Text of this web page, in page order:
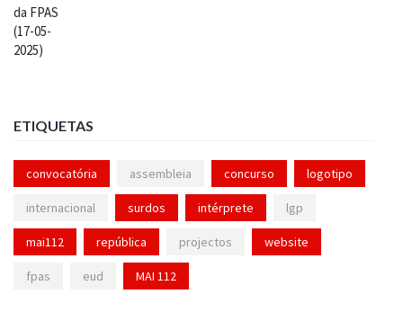
ETIQUETAS
convocatória assembleia concurso logotipo
internacional surdos intérprete lgp
mai112 república projectos website
fpas eud MAI 112